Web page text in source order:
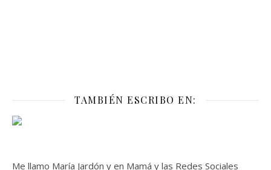
TAMBIÉN ESCRIBO EN:
Me llamo María Jardón y en Mamá y las Redes Sociales